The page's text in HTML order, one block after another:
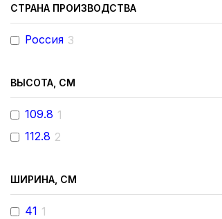
СТРАНА ПРОИЗВОДСТВА
Россия 3
ВЫСОТА, СМ
109.8 1
112.8 2
ШИРИНА, СМ
41 1